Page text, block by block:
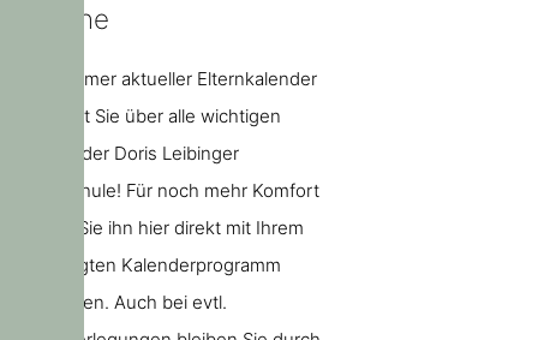
Termine
Unser immer aktueller Elternkalender
informiert Sie über alle wichtigen
Termine der Doris Leibinger
Grundschule! Für noch mehr Komfort
können Sie ihn hier direkt mit Ihrem
bevorzugten Kalenderprogramm
abonnieren. Auch bei evtl.